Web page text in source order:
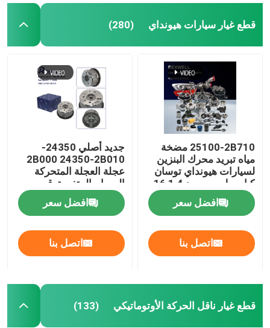
قطع غيار سيارات هيونداي (280)
25100-2B710 مضخة
مياه تبريد محرك البنزين
لسيارات هيونداي توسان
كيا سول ريو سيد 1.4 16
فولت
افضل سعر
اتصل بنا
جديد أصلي 24350-
2B000 24350-2B010
عجلة العجلة المتحركة
الصمام المتغير توقيت
VVT العجلة لهيونداي كيا
الروح G4FC سلسلة
التوقيت مجموعة
افضل سعر
اتصل بنا
قطع غيار ناقل الحركة الأوتوماتيكي (133)